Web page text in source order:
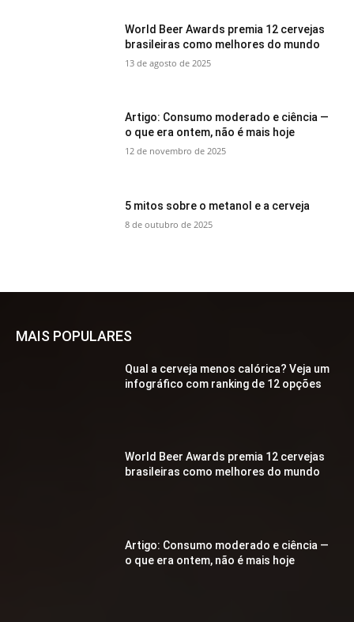
World Beer Awards premia 12 cervejas
brasileiras como melhores do mundo
13 de agosto de 2025
Artigo: Consumo moderado e ciência —
o que era ontem, não é mais hoje
12 de novembro de 2025
5 mitos sobre o metanol e a cerveja
8 de outubro de 2025
MAIS POPULARES
Qual a cerveja menos calórica? Veja um
infográfico com ranking de 12 opções
World Beer Awards premia 12 cervejas
brasileiras como melhores do mundo
Artigo: Consumo moderado e ciência —
o que era ontem, não é mais hoje